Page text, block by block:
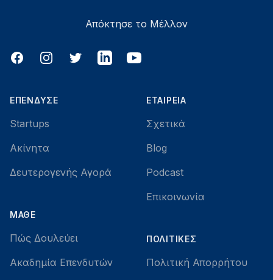
Απόκτησε το Μέλλον
FacebookInstagramTwitter LinkedInYouTube
ΕΠΈΝΔΥΣΕ
Startups
Ακίνητα
Δευτερογενής Αγορά
ΜΆΘΕ
Πώς Δουλεύει
Ακαδημία Επενδυτών
ΕΤΑΙΡΕΊΑ
Σχετικά
Blog
Podcast
Επικοινωνία
ΠΟΛΙΤΙΚΈΣ
Πολιτική Απορρήτου